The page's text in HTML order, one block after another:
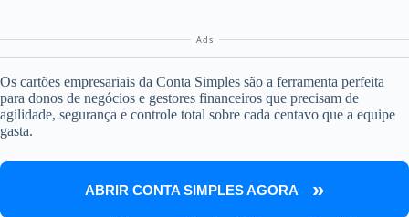
Ads
Os cartões empresariais da Conta Simples são a ferramenta perfeita
para donos de negócios e gestores financeiros que precisam de
agilidade, segurança e controle total sobre cada centavo que a equipe
gasta.
ABRIR CONTA SIMPLES AGORA